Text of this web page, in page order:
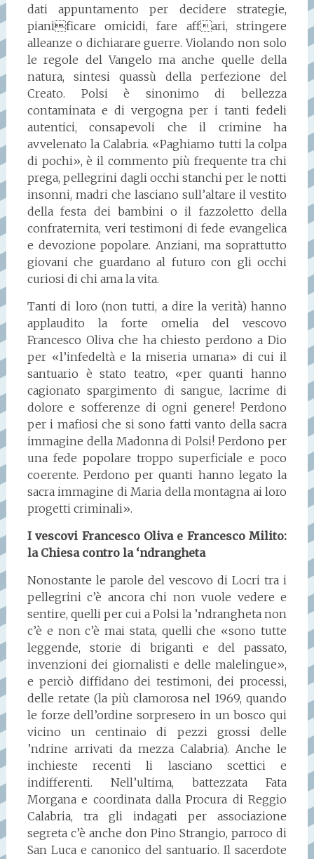
dati appuntamento per decidere strategie,
pianificare omicidi, fare affari, stringere
alleanze o dichiarare guerre. Violando non solo
le regole del Vangelo ma anche quelle della
natura, sintesi quassù della perfezione del
Creato. Polsi è sinonimo di bellezza
contaminata e di vergogna per i tanti fedeli
autentici, consapevoli che il crimine ha
avvelenato la Calabria. «Paghiamo tutti la colpa
di pochi», è il commento più frequente tra chi
prega, pellegrini dagli occhi stanchi per le notti
insonni, madri che lasciano sull’altare il vestito
della festa dei bambini o il fazzoletto della
confraternita, veri testimoni di fede evangelica
e devozione popolare. Anziani, ma soprattutto
giovani che guardano al futuro con gli occhi
curiosi di chi ama la vita.
Tanti di loro (non tutti, a dire la verità) hanno
applaudito la forte omelia del vescovo
Francesco Oliva che ha chiesto perdono a Dio
per «l’infedeltà e la miseria umana» di cui il
santuario è stato teatro, «per quanti hanno
cagionato spargimento di sangue, lacrime di
dolore e sofferenze di ogni genere! Perdono
per i mafiosi che si sono fatti vanto della sacra
immagine della Madonna di Polsi! Perdono per
una fede popolare troppo superficiale e poco
coerente. Perdono per quanti hanno legato la
sacra immagine di Maria della montagna ai loro
progetti criminali».
I vescovi Francesco Oliva e Francesco Milito:
la Chiesa contro la ‘ndrangheta
Nonostante le parole del vescovo di Locri tra i
pellegrini c’è ancora chi non vuole vedere e
sentire, quelli per cui a Polsi la ’ndrangheta non
c’è e non c’è mai stata, quelli che «sono tutte
leggende, storie di briganti e del passato,
invenzioni dei giornalisti e delle malelingue»,
e perciò diffidano dei testimoni, dei processi,
delle retate (la più clamorosa nel 1969, quando
le forze dell’ordine sorpresero in un bosco qui
vicino un centinaio di pezzi grossi delle
’ndrine arrivati da mezza Calabria). Anche le
inchieste recenti li lasciano scettici e
indifferenti. Nell’ultima, battezzata Fata
Morgana e coordinata dalla Procura di Reggio
Calabria, tra gli indagati per associazione
segreta c’è anche don Pino Strangio, parroco di
San Luca e canonico del santuario. Il sacerdote